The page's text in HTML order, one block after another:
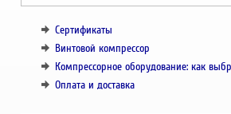
Сертификаты
Винтовой компрессор
Компрессорное оборудование: как
Оплата и доставка